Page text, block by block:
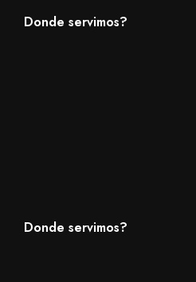
Donde servimos?
Donde servimos?